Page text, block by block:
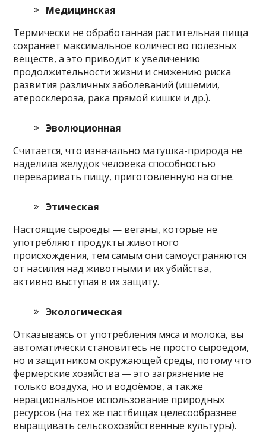
Медицинская
Термически не обработанная растительная пища
сохраняет максимальное количество полезных
веществ, а это приводит к увеличению
продолжительности жизни и снижению риска
развития различных заболеваний (ишемии,
атеросклероза, рака прямой кишки и др.).
Эволюционная
Считается, что изначально матушка-природа не
наделила желудок человека способностью
переваривать пищу, приготовленную на огне.
Этическая
Настоящие сыроеды — веганы, которые не
употребляют продукты животного
происхождения, тем самым они самоустраняются
от насилия над животными и их убийства,
активно выступая в их защиту.
Экологическая
Отказываясь от употребления мяса и молока, вы
автоматически становитесь не просто сыроедом,
но и защитником окружающей среды, потому что
фермерские хозяйства — это загрязнение не
только воздуха, но и водоёмов, а также
нерациональное использование природных
ресурсов (на тех же пастбищах целесообразнее
выращивать сельскохозяйственные культуры).